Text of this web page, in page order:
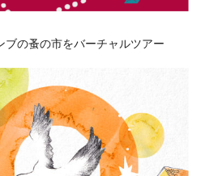
ブの蚤の市をバーチャルツアー